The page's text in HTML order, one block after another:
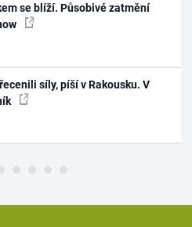
se blíží. Působivé zatmění
síly, píší v Rakousku. V